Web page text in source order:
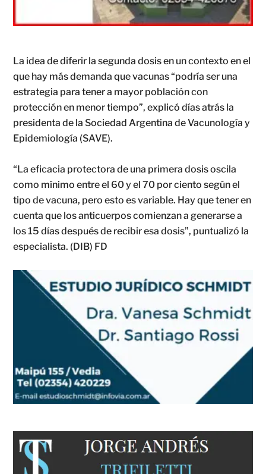
La idea de diferir la segunda dosis en un contexto en el
que hay más demanda que vacunas “podría ser una
estrategia para tener a mayor población con
protección en menor tiempo”, explicó días atrás la
presidenta de la Sociedad Argentina de Vacunología y
Epidemiología (SAVE).
“La eficacia protectora de una primera dosis oscila
como mínimo entre el 60 y el 70 por ciento según el
tipo de vacuna, pero esto es variable. Hay que tener en
cuenta que los anticuerpos comienzan a generarse a
los 15 días después de recibir esa dosis”, puntualizó la
especialista. (DIB) FD